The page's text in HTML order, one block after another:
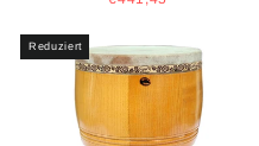
Reduziert